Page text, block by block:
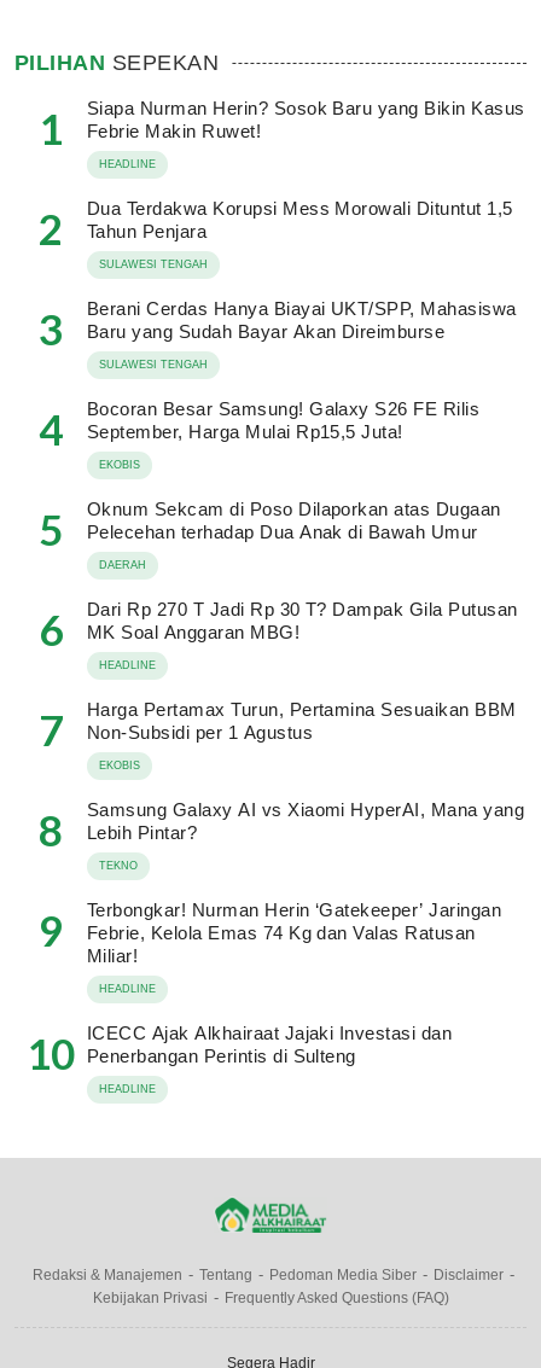
PILIHAN SEPEKAN
1
Siapa Nurman Herin? Sosok Baru yang Bikin Kasus
Febrie Makin Ruwet!
HEADLINE
2
Dua Terdakwa Korupsi Mess Morowali Dituntut 1,5
Tahun Penjara
SULAWESI TENGAH
3
Berani Cerdas Hanya Biayai UKT/SPP, Mahasiswa
Baru yang Sudah Bayar Akan Direimburse
SULAWESI TENGAH
4
Bocoran Besar Samsung! Galaxy S26 FE Rilis
September, Harga Mulai Rp15,5 Juta!
EKOBIS
5
Oknum Sekcam di Poso Dilaporkan atas Dugaan
Pelecehan terhadap Dua Anak di Bawah Umur
DAERAH
6
Dari Rp 270 T Jadi Rp 30 T? Dampak Gila Putusan
MK Soal Anggaran MBG!
HEADLINE
7
Harga Pertamax Turun, Pertamina Sesuaikan BBM
Non-Subsidi per 1 Agustus
EKOBIS
8
Samsung Galaxy AI vs Xiaomi HyperAI, Mana yang
Lebih Pintar?
TEKNO
9
Terbongkar! Nurman Herin ‘Gatekeeper’ Jaringan
Febrie, Kelola Emas 74 Kg dan Valas Ratusan
Miliar!
HEADLINE
10
ICECC Ajak Alkhairaat Jajaki Investasi dan
Penerbangan Perintis di Sulteng
HEADLINE
Redaksi & Manajemen Tentang Pedoman Media Siber
Disclaimer
Kebijakan Privasi
Frequently Asked Questions (FAQ)
Segera Hadir